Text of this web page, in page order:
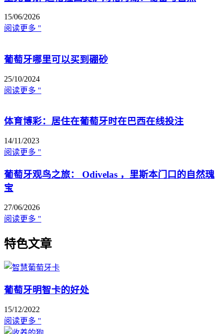
15/06/2026
阅读更多 "
葡萄牙哪里可以买到硼砂
25/10/2024
阅读更多 "
体育博彩：居住在葡萄牙时在巴西在线投注
14/11/2023
阅读更多 "
葡萄牙观鸟之旅： Odivelas ，里斯本门口的自然瑰
宝
27/06/2026
阅读更多 "
特色文章
葡萄牙明智卡的好处
15/12/2022
阅读更多 "